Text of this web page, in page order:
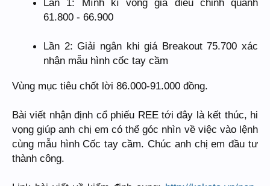
Lần 1: Mình kì vọng giá điều chỉnh quanh
61.800 - 66.900
Lần 2: Giải ngân khi giá Breakout 75.700 xác
nhận mẫu hình cốc tay cầm
Vùng mục tiêu chốt lời 86.000-91.000 đồng.
Bài viết nhận định cổ phiếu REE tới đây là kết thúc, hi
vọng giúp anh chị em có thể góc nhìn về việc vào lệnh
cùng mẫu hình Cốc tay cầm. Chúc anh chị em đầu tư
thành công.